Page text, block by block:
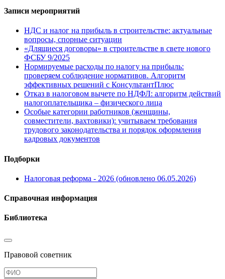
Записи мероприятий
НДС и налог на прибыль в строительстве: актуальные
вопросы, спорные ситуации
«Длящиеся договоры» в строительстве в свете нового
ФСБУ 9/2025
Нормируемые расходы по налогу на прибыль:
проверяем соблюдение нормативов. Алгоритм
эффективных решений с КонсультантПлюс
Отказ в налоговом вычете по НДФЛ: алгоритм действий
налогоплательщика – физического лица
Особые категории работников (женщины,
совместители, вахтовики): учитываем требования
трудового законодательства и порядок оформления
кадровых документов
Подборки
Налоговая реформа - 2026 (обновлено 06.05.2026)
Справочная информация
Библиотека
Правовой советник